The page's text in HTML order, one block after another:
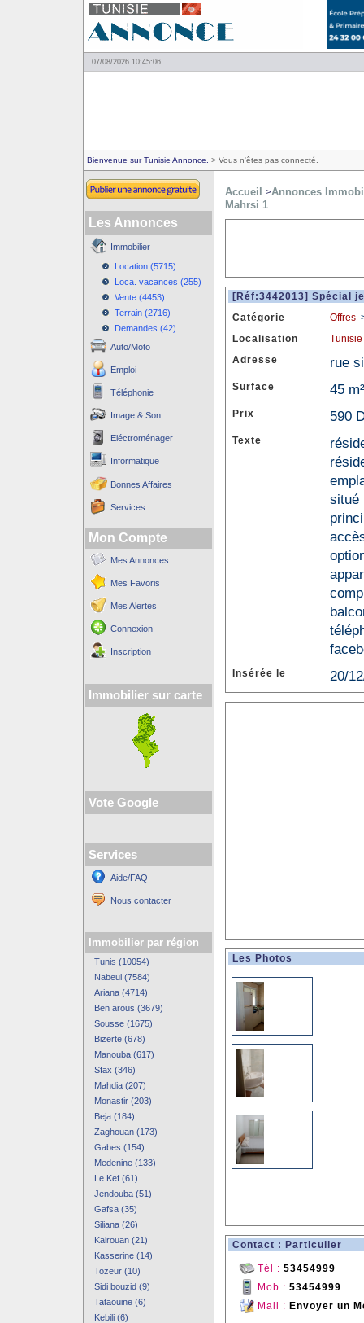
07/08/2026 10:45:06
Bienvenue sur Tunisie Annonce. > Vous n'êtes pas connecté.
Les Annonces
Immobilier
Location (5715)
Loca. vacances (255)
Vente (4453)
Terrain (2716)
Demandes (42)
Auto/Moto
Emploi
Téléphonie
Image & Son
Eléctroménager
Informatique
Bonnes Affaires
Services
Mon Compte
Mes Annonces
Mes Favoris
Mes Alertes
Connexion
Inscription
Immobilier sur carte
Vote Google
Services
Aide/FAQ
Nous contacter
Immobilier par région
Tunis (10054)
Nabeul (7584)
Ariana (4714)
Ben arous (3679)
Sousse (1675)
Bizerte (678)
Manouba (617)
Sfax (346)
Mahdia (207)
Monastir (203)
Beja (184)
Zaghouan (173)
Gabes (154)
Medenine (133)
Le Kef (61)
Jendouba (51)
Gafsa (35)
Siliana (26)
Kairouan (21)
Kasserine (14)
Tozeur (10)
Sidi bouzid (9)
Tataouine (6)
Kebili (6)
Accueil >Annonces
Mahrsi 1
[Réf:3442013] Spécial
Catégorie
Offres
Localisation
Tunisie
Adresse
rue
Surface 45
Prix 590
Texte
situé
Insérée le 20/
Les Photos
Contact : Particulier
Tél : 53454999
Mob : 53454999
Mail : Envoyer un